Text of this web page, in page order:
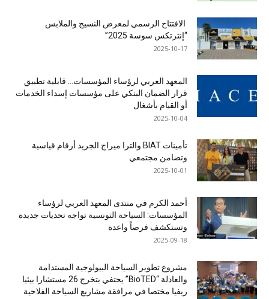
الافتتاح الرسمي لمعرض النسيج والملابس
“إنترتكس سوسة 2025”
2025-10-17
المعهد العربي لرؤساء المؤسسات… قابلية تطبيق
قرار الضمان البنكي على مؤسسات إسداء الخدمات
أو القيام بأشغال
2025-10-04
تأمينات BIAT والترا ميراج الجريد أرقام قياسية
وتضامن مجتمعي
2025-10-01
أحمد الكرم في منتدى المعهد العربي لرؤساء
المؤسسات: السياحة التونسية تواجه تحديات جديدة
وتستكشف فرصاً واعدة
2025-09-18
مشروع تطوير السياحة البيولوجية المستدامة
والعادلة “BioTED” يحتفي بتخرج 26 مستشارا بيئيا
ريفيا مختصا في مرافقة مشاريع السياحة الفلاحية